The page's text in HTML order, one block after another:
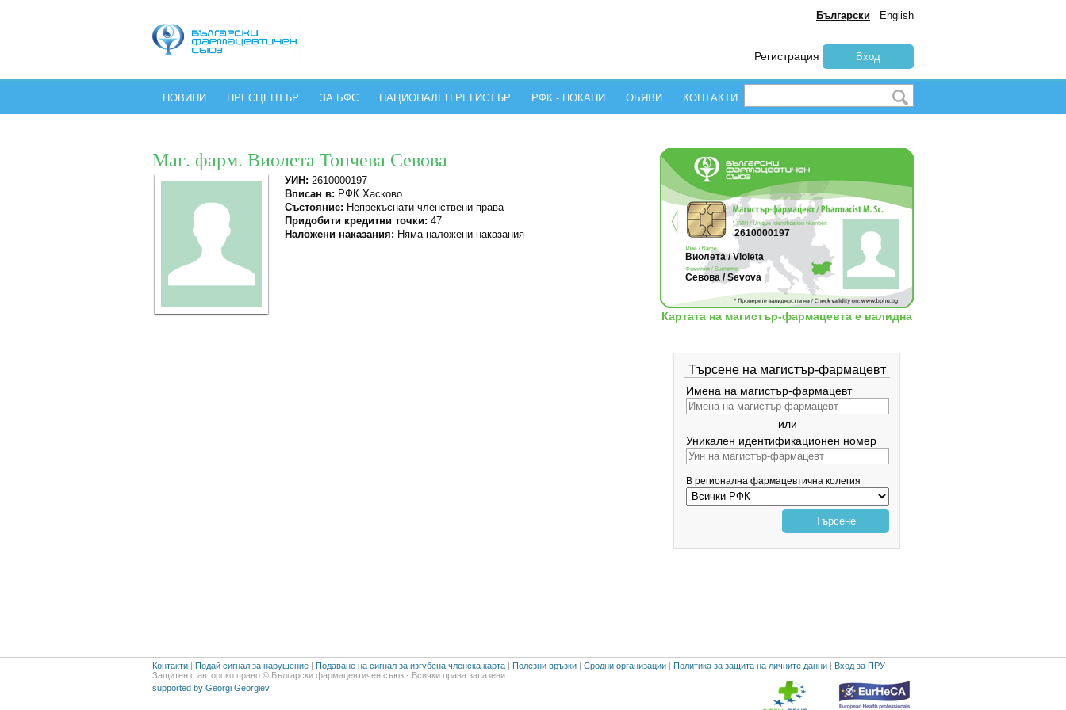
Български English
Регистрация Вход
НОВИНИ ПРЕСЦЕНТЪР ЗА БФС НАЦИОНАЛЕН РЕГИСТЪР РФК - ПОКАНИ ОБЯВИ КОНТАКТИ
Маг. фарм. Виолета Тончева Севова
УИН: 2610000197
Вписан в: РФК Хасково
Състояние: Непрекъснати членствени права
Придобити кредитни точки: 47
Наложени наказания: Няма наложени наказания 2610000197
Виолета / Violeta
Севова / Sevova
Картата на магистър-фармацевта е валидна
Търсене на магистър-фармацевт
Имена на магистър-фармацевт
или
Уникален идентификационен номер
В регионална фармацевтична колегия
Търсене
Контакти | Подай сигнал за нарушение | Подаване на сигнал за изгубена членска карта | Полезни връзки | Сродни организации | Политика за защита на личните данни | Вход за ПРУ
Защитен с авторско право © Български фармацевтичен съюз - Всички права запазени.
supported by Georgi Georgiev